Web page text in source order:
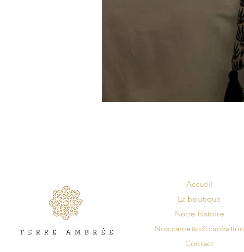
Accueil
La boutique
Notre histoire
Nos carnets d'inspiration
Contact